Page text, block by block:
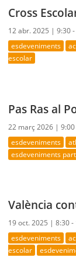
Cross
12 abr. 2025 |9:30
esdeveniments
escolar
Pas Ras al
22 març 2026 |
esdeveniments
esdeveniments
València
19 oct. 2025 |8:30 -
esdeveniments
escolar